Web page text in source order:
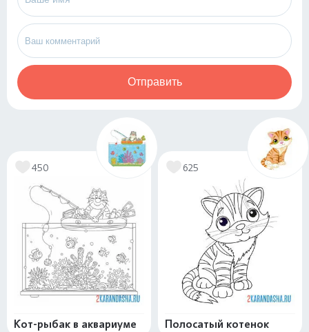
Отправить
450
Кот-рыбак в аквариуме
625
Полосатый котенок